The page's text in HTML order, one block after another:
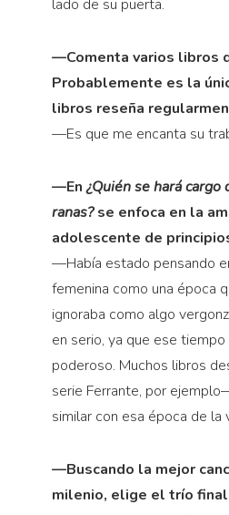
lado de su puerta.
—Comenta varios libros
Probablemente es la
libros reseña
—Es que me encanta su
—En¿Quién se hará
ranas?se enfoca en la
adolescente de
—Había estado pensando
femenina como una época
ignoraba como algo
en serio, ya que ese
poderoso. Muchos libros
serie Ferrante, por
similar con esa época de la
—Buscando la mejor
milenio, elige el trío final